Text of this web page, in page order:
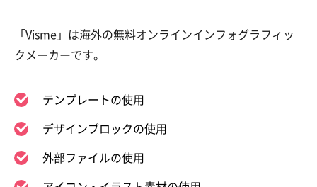
「Visme」は海外の無料オンラインインフォグラフィッ
クメーカーです。
テンプレートの使用
デザインブロックの使用
外部ファイルの使用